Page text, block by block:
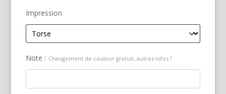
Impression
Note : Changement de couleur gratuit, autres infos ?